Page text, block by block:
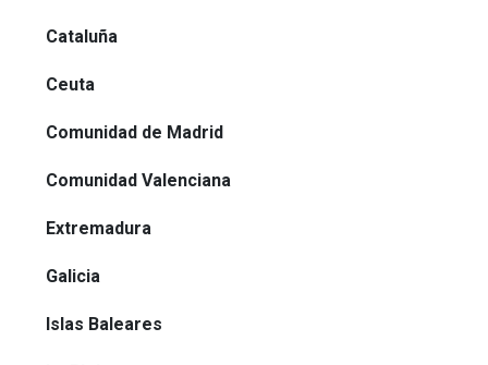
Cataluña
Ceuta
Comunidad de Madrid
Comunidad Valenciana
Extremadura
Galicia
Islas Baleares